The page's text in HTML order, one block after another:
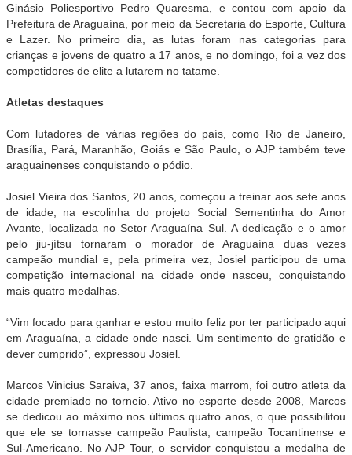
Ginásio Poliesportivo Pedro Quaresma, e contou com apoio da
Prefeitura de Araguaína, por meio da Secretaria do Esporte, Cultura
e Lazer. No primeiro dia, as lutas foram nas categorias para
crianças e jovens de quatro a 17 anos, e no domingo, foi a vez dos
competidores de elite a lutarem no tatame.
Atletas destaques
Com lutadores de várias regiões do país, como Rio de Janeiro,
Brasília, Pará, Maranhão, Goiás e São Paulo, o AJP também teve
araguainenses conquistando o pódio.
Josiel Vieira dos Santos, 20 anos, começou a treinar aos sete anos
de idade, na escolinha do projeto Social Sementinha do Amor
Avante, localizada no Setor Araguaína Sul. A dedicação e o amor
pelo jiu-jítsu tornaram o morador de Araguaína duas vezes
campeão mundial e, pela primeira vez, Josiel participou de uma
competição internacional na cidade onde nasceu, conquistando
mais quatro medalhas.
“Vim focado para ganhar e estou muito feliz por ter participado aqui
em Araguaína, a cidade onde nasci. Um sentimento de gratidão e
dever cumprido”, expressou Josiel.
Marcos Vinicius Saraiva, 37 anos, faixa marrom, foi outro atleta da
cidade premiado no torneio. Ativo no esporte desde 2008, Marcos
se dedicou ao máximo nos últimos quatro anos, o que possibilitou
que ele se tornasse campeão Paulista, campeão Tocantinense e
Sul-Americano. No AJP Tour, o servidor conquistou a medalha de